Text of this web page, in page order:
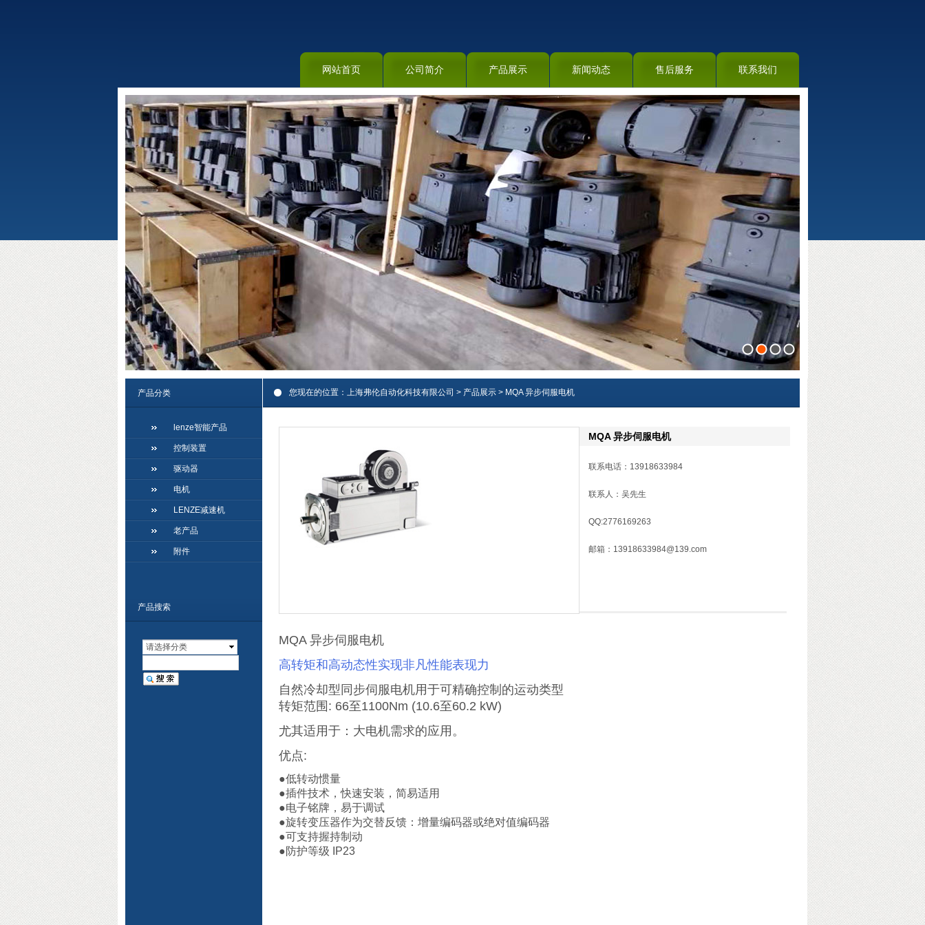
1 2 3 4
网站首页 公司简介 产品展示 新闻动态 售后服务 联系我们
产品搜索
请选择分类
您现在的位置： 上海弗伦自动化科技有限公司 > 产品展示 > MQA 异步伺服电机
MQA 异步伺服电机
联系电话：13918633984
联系人：吴先生
QQ:2776169263
邮箱：13918633984@139.com
MQA 异步伺服电机
高转矩和高动态性实现非凡性能表现力
自然冷却型同步伺服电机用于可精确控制的运动类型
转矩范围: 66至1100Nm (10.6至60.2 kW)
尤其适用于：大电机需求的应用。
优点:
●低转动惯量
●插件技术，快速安装，简易适用
●电子铭牌，易于调试
●旋转变压器作为交替反馈：增量编码器或绝对值编码器
●可支持握持制动
●防护等级 IP23
产品分类
lenze智能产品
控制装置
驱动器
电机
LENZE减速机
老产品
附件